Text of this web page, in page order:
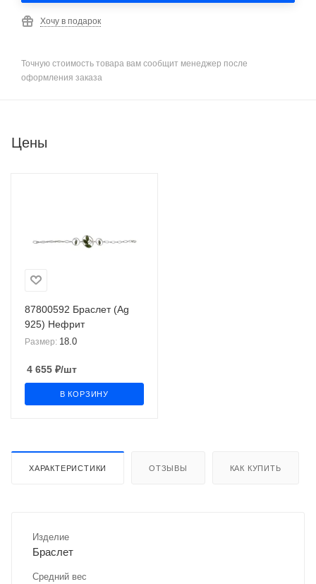
Хочу в подарок
Точную стоимость товара вам сообщит менеджер после
оформления заказа
Цены
87800592 Браслет (Ag
925) Нефрит
Размер: 18.0
4 655 ₽/шт
В КОРЗИНУ
ХАРАКТЕРИСТИКИ ОТЗЫВЫ КАК КУПИТЬ
Изделие
Браслет
Средний вес